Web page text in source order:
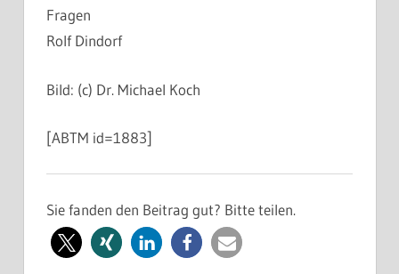
Fragen
Rolf Dindorf
Bild: (c) Dr. Michael Koch
[ABTM id=1883]
Sie fanden den Beitrag gut? Bitte teilen.